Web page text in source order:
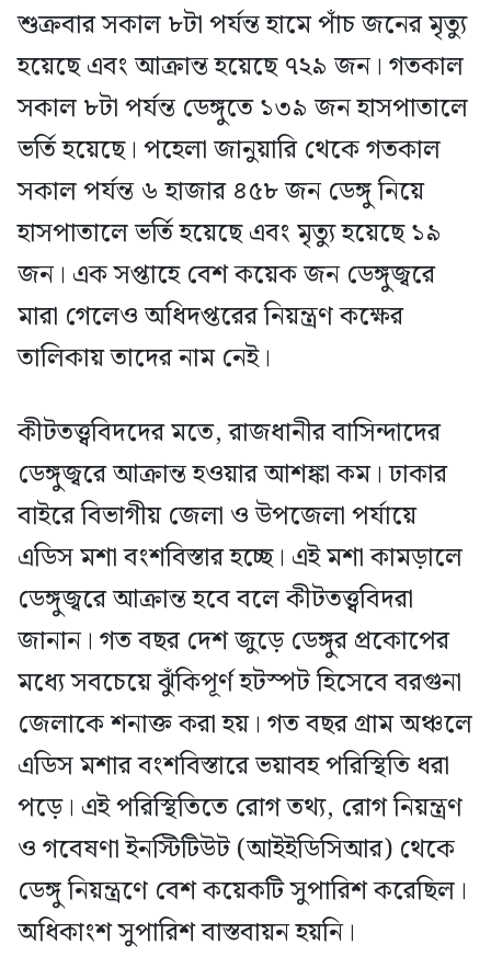
শুক্রবার সকাল ৮টা পর্যন্ত হামে পাঁচ জনের মৃত্যু
হয়েছে এবং আক্রান্ত হয়েছে ৭২৯ জন। গতকাল
সকাল ৮টা পর্যন্ত ডেঙ্গুতে ১৩৯ জন হাসপাতালে
ভর্তি হয়েছে। পহেলা জানুয়ারি থেকে গতকাল
সকাল পর্যন্ত ৬ হাজার ৪৫৮ জন ডেঙ্গু নিয়ে
হাসপাতালে ভর্তি হয়েছে এবং মৃত্যু হয়েছে ১৯
জন। এক সপ্তাহে বেশ কয়েক জন ডেঙ্গুজ্বরে
মারা গেলেও অধিদপ্তরের নিয়ন্ত্রণ কক্ষের
তালিকায় তাদের নাম নেই।
কীটতত্ত্ববিদদের মতে, রাজধানীর বাসিন্দাদের
ডেঙ্গুজ্বরে আক্রান্ত হওয়ার আশঙ্কা কম। ঢাকার
বাইরে বিভাগীয় জেলা ও উপজেলা পর্যায়ে
এডিস মশা বংশবিস্তার হচ্ছে। এই মশা কামড়ালে
ডেঙ্গুজ্বরে আক্রান্ত হবে বলে কীটতত্ত্ববিদরা
জানান। গত বছর দেশ জুড়ে ডেঙ্গুর প্রকোপের
মধ্যে সবচেয়ে ঝুঁকিপূর্ণ হটস্পট হিসেবে বরগুনা
জেলাকে শনাক্ত করা হয়। গত বছর গ্রাম অঞ্চলে
এডিস মশার বংশবিস্তারে ভয়াবহ পরিস্থিতি ধরা
পড়ে। এই পরিস্থিতিতে রোগ তথ্য, রোগ নিয়ন্ত্রণ
ও গবেষণা ইনস্টিটিউট (আইইডিসিআর) থেকে
ডেঙ্গু নিয়ন্ত্রণে বেশ কয়েকটি সুপারিশ করেছিল।
অধিকাংশ সুপারিশ বাস্তবায়ন হয়নি।